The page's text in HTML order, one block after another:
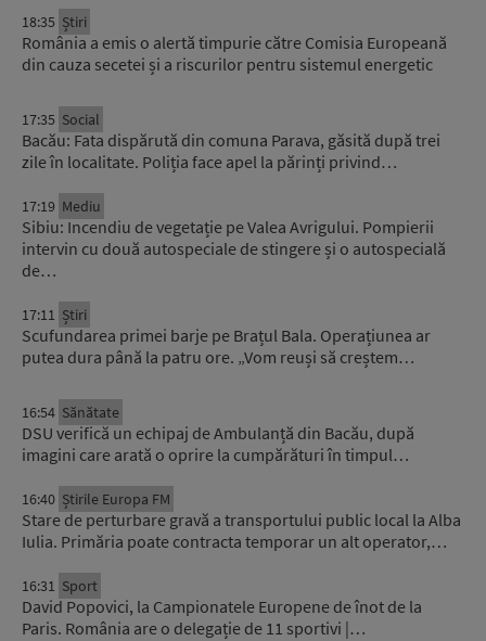
18:35 Știri
România a emis o alertă timpurie către Comisia Europeană
din cauza secetei și a riscurilor pentru sistemul energetic
17:35 Social
Bacău: Fata dispărută din comuna Parava, găsită după trei
zile în localitate. Poliția face apel la părinți privind…
17:19 Mediu
Sibiu: Incendiu de vegetație pe Valea Avrigului. Pompierii
intervin cu două autospeciale de stingere și o autospecială
de…
17:11 Știri
Scufundarea primei barje pe Brațul Bala. Operațiunea ar
putea dura până la patru ore. „Vom reuși să creștem…
16:54 Sănătate
DSU verifică un echipaj de Ambulanță din Bacău, după
imagini care arată o oprire la cumpărături în timpul…
16:40 Știrile Europa FM
Stare de perturbare gravă a transportului public local la Alba
Iulia. Primăria poate contracta temporar un alt operator,…
16:31 Sport
David Popovici, la Campionatele Europene de înot de la
Paris. România are o delegație de 11 sportivi |…